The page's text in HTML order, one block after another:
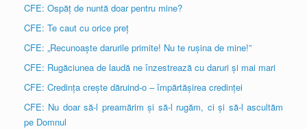
CFE: Ospăț de nuntă doar pentru mine?
CFE: Te caut cu orice preț
CFE: „Recunoaște darurile primite! Nu te rușina de mine!”
CFE: Rugăciunea de laudă ne înzestrează cu daruri și mai mari
CFE: Credința crește dăruind-o – împărtășirea credinței
CFE: Nu doar să-l preamărim și să-l rugăm, ci și să-l ascultăm
pe Domnul